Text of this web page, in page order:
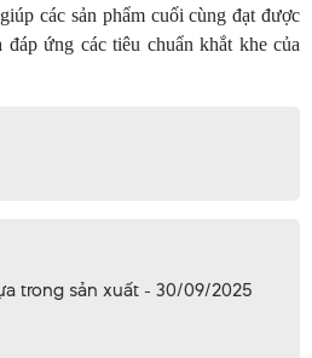
các sản phẩm cuối cùng đạt được
ứng các tiêu chuẩn khắt khe của
trong sản xuất - 30/09/2025